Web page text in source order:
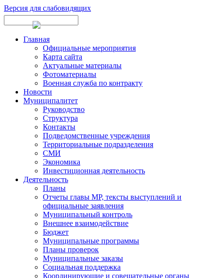
Версия для слабовидящих
Главная
Официальные мероприятия
Карта сайта
Актуальные материалы
Фотоматериалы
Военная служба по контракту
Новости
Муниципалитет
Руководство
Структура
Контакты
Подведомственные учреждения
Территориальные подразделения
СМИ
Экономика
Инвестиционная деятельность
Деятельность
Планы
Отчеты главы МР, тексты выступлений и
официальные заявления
Муниципальный контроль
Внешнее взаимодействие
Бюджет
Муниципальные программы
Планы проверок
Муниципальные заказы
Социальная поддержка
Координирующие и совещательные органы